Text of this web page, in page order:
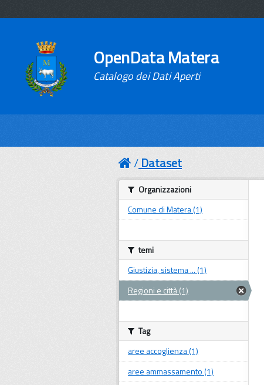
OpenData Matera
Catalogo dei Dati Aperti
Dataset
Organizzazioni
Comune di Matera (1)
temi
Giustizia, sistema ... (1)
Regioni e città (1)
Tag
aree accoglienza (1)
aree ammassamento (1)